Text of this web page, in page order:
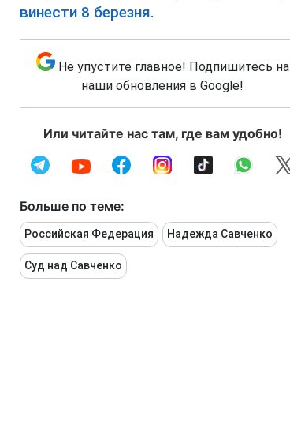
винести 8 березня.
Не упустите главное! Подпишитесь на
наши обновления в Google!
Или читайте нас там, где вам удобно!
Больше по теме:
Российская Федерация Надежда Савченко
Суд над Савченко